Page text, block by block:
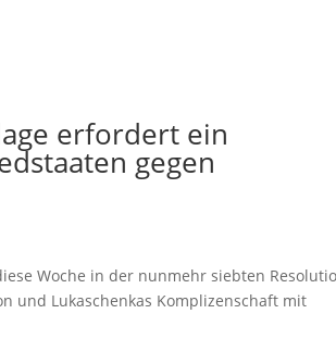
erfordert ein
gegen
Woche in der nunmehr siebten
und Lukaschenkas Komplizenschaft mit